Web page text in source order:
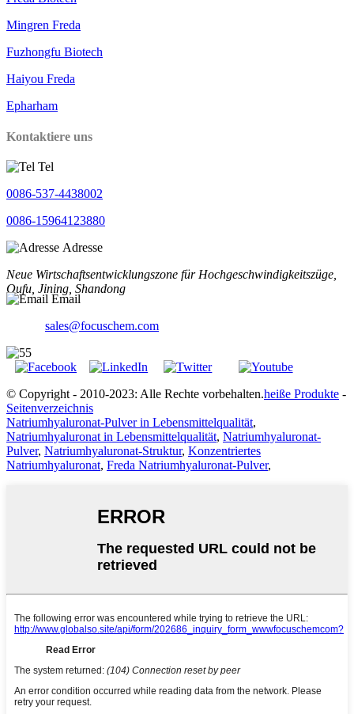
Mingren Freda
Fuzhongfu Biotech
Haiyou Freda
Epharham
Kontaktiere uns
Tel
0086-537-4438002
0086-15964123880
Adresse
Neue Wirtschaftsentwicklungszone für Hochgeschwindigkeitszüge,
Qufu, Jining, Shandong
Email
sales@focuschem.com
© Copyright - 2010-2023: Alle Rechte vorbehalten.heiße Produkte -
Seitenverzeichnis
Natriumhyaluronat-Pulver in Lebensmittelqualität,
Natriumhyaluronat in Lebensmittelqualität, Natriumhyaluronat-
Pulver, Natriumhyaluronat-Struktur, Konzentriertes
Natriumhyaluronat, Freda Natriumhyaluronat-Pulver,